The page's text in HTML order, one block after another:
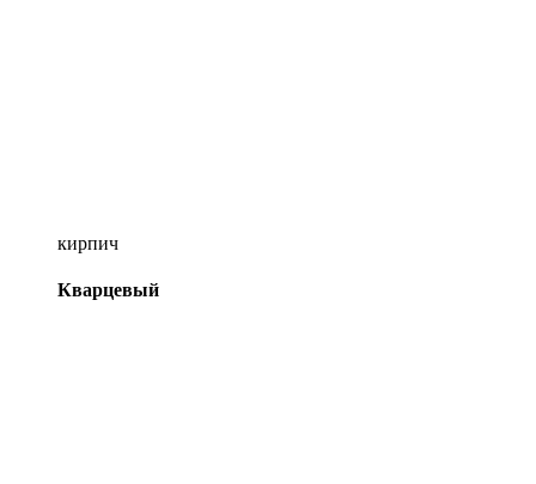
кирпич
Кварцевый